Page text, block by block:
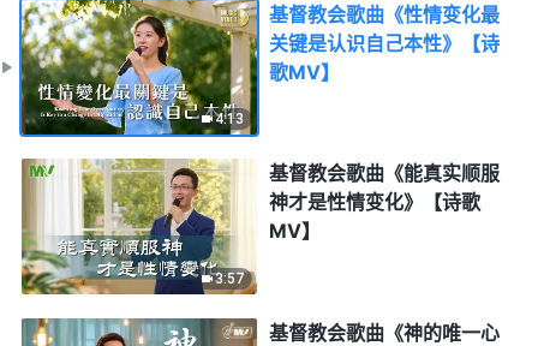
4:13
基督教会歌曲《性情变化最
关键是认识自己本性》【诗
歌MV】
3:57
基督教会歌曲《能真实顺服
神才是性情变化》【诗歌
MV】
基督教会歌曲《神的唯一心